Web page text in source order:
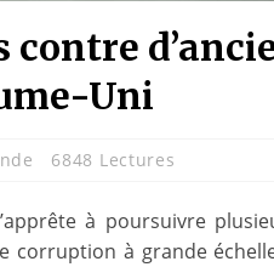
Uni
6848 Lectures
à poursuivre
corruption à grande